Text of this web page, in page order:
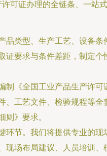
可证办理的全链条、一站式
品类型、生产工艺、设备条
证要求与条件差距，制定个
制《全国工业产品生产许可
、工艺文件、检验规程等全
则》要求。
环节。我们将提供专业的现
现场布局建议、人员培训、